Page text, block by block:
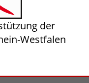
der
Westfalen